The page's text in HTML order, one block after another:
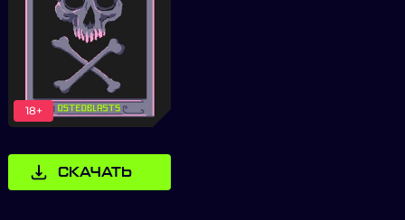
18+
СКАЧАТЬ